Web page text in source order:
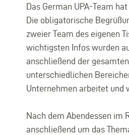
Das German UPA-Team
Die obligatorische
zweier Team des eigenen
wichtigsten Infos wurden
anschließend der
unterschiedlichen
Unternehmen arbeitet und
Nach dem Abendessen im
anschließend um das